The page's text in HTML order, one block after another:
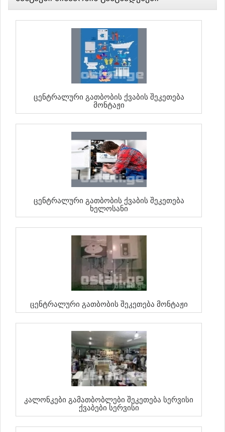
Ცენტრალური Გათბობის Ქვაბის Შეკეთება
Მონტაჟი
Ცენტრალური Გათბობის Ქვაბის Შეკეთება
Ხელოსანი
Ცენტრალური Გათბობის Შეკეთება Მონტაჟი
Კალონკები Გამათბობლები Შეკეთება Სერვისი
Ქვაბები Სერვისი